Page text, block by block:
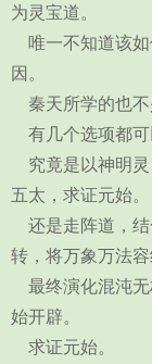
为灵宝道。
唯一不知道该如
因。
秦天所学的也不
有几个选项都可
究竟是以神明灵
五太，求证元始。
还是走阵道，结
转，将万象万法
最终演化混沌无
始开辟。
求证元始。